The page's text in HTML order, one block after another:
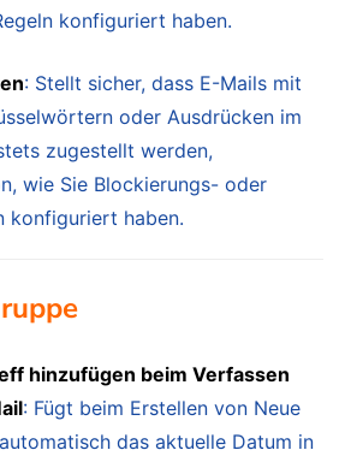
konfiguriert haben.
: Stellt sicher, dass E-Mails mit
oder Ausdrücken im
zugestellt werden,
wie Sie Blockierungs- oder
konfiguriert haben.
hinzufügen beim Verfassen
: Fügt beim Erstellen von Neue
das aktuelle Datum in